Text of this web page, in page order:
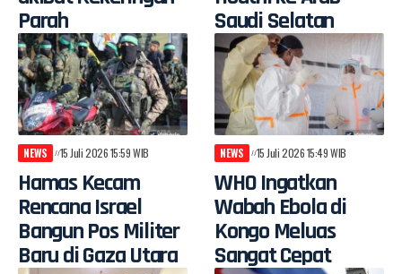
Parah
Saudi Selatan
NEWS 15 Juli 2026 15:59 WIB
Hamas Kecam
Rencana Israel
Bangun Pos Militer
Baru di Gaza Utara
NEWS 15 Juli 2026 15:49 WIB
WHO Ingatkan
Wabah Ebola di
Kongo Meluas
Sangat Cepat